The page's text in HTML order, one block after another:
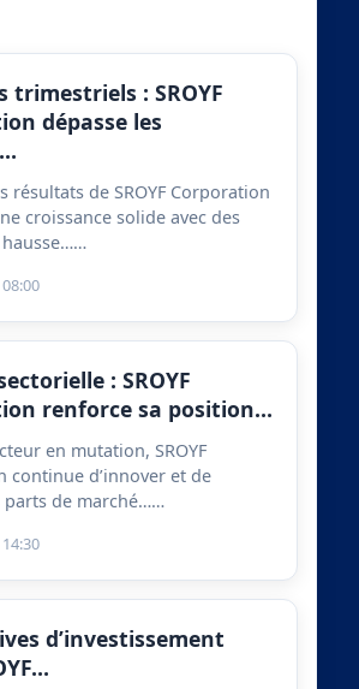
trimestriels : SROYF
dépasse les
résultats de SROYF Corporation
croissance solide avec des
hausse……
: SROYF
renforce sa position…
en mutation, SROYF
continue d’innover et de
parts de marché……
d’investissement